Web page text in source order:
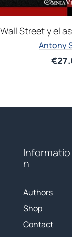
Wall Street y el
Antony
€
Informatio
n
Authors
Shop
Contact